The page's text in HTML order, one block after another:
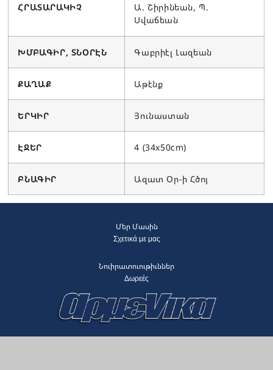
ՀՐԱՏԱՐԱԿԻՉ
Ա. Շիրինեան, Պ.
Սվաճեան
ԽՄԲԱԳԻՐ, ՏՆՕՐԷՆ Գաբրիէլ Լազեան
ՔԱՂԱՔ Աթէնք
ԵՐԿԻՐ Յունաստան
ԷՋԵՐ 4 (34x50cm)
ԲՆԱԳԻՐ Ազատ Օր-ի Հծոյ
Մեր Մասին
Σχετικά με μας
Նուիրատուութիւններ
Δωρεές